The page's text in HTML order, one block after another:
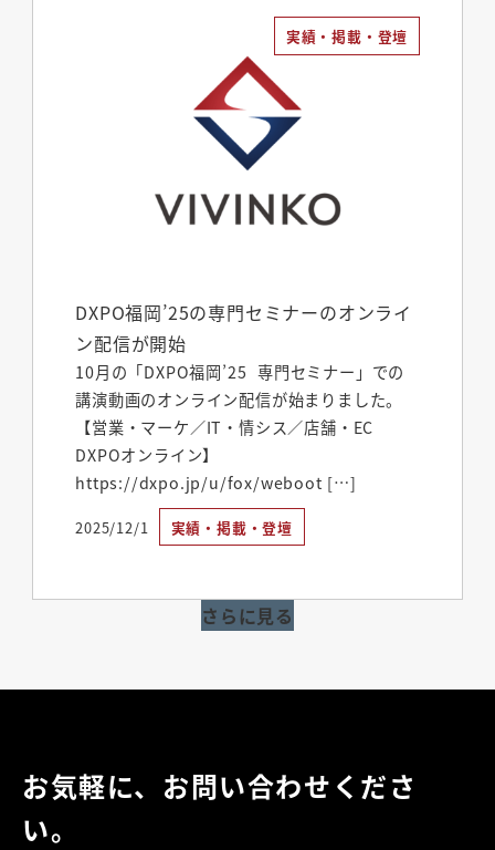
実績・掲載・登壇
DXPO福岡’25の専門セミナーのオンライ
ン配信が開始
10月の「DXPO福岡’25 専門セミナー」での
講演動画のオンライン配信が始まりました。
【営業・マーケ／IT・情シス／店舗・EC
DXPOオンライン】
https://dxpo.jp/u/fox/weboot […]
投稿日
2025/12/1 実績・掲載・登壇
さらに見る
お気軽に、お問い合わせくださ
い。